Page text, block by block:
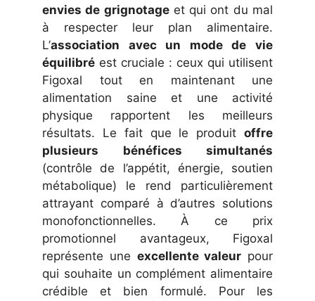
envies de grignotageet qui ont du mal
à respecter leur plan alimentaire.
L’association avec un mode de vie
équilibré est cruciale : ceux qui utilisent
Figoxal tout en maintenant une
alimentation saine et une activité
physique rapportent les meilleurs
résultats. Le fait que le produit offre
plusieurs bénéfices simultanés
(contrôle de l’appétit, énergie, soutien
métabolique) le rend particulièrement
attrayant comparé à d’autres solutions
monofonctionnelles. À ce prix
promotionnel avantageux, Figoxal
représente une excellente valeur pour
qui souhaite un complément alimentaire
crédible et bien formulé. Pour les